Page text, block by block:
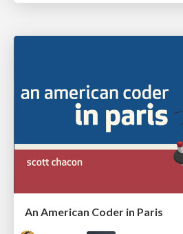
An American Coder in Paris